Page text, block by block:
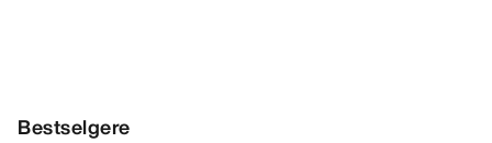
Bestselgere